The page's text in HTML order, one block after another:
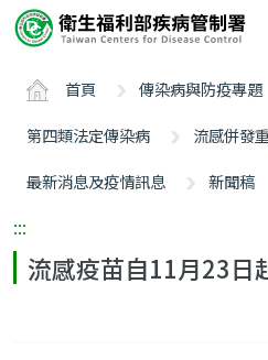
要
ALT+C
首頁 傳染病與防疫專題
第四類法定傳染病
流感併發
最新消息及疫情訊息
新聞稿
:::
流感疫苗自11月23日